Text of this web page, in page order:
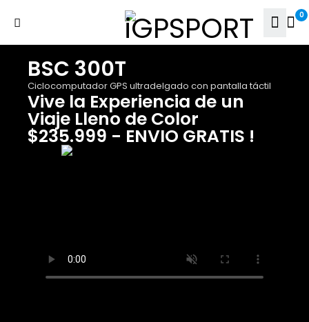
0
BSC 300T
Ciclocomputador GPS ultradelgado con pantalla táctil
Vive la Experiencia de un
Viaje Lleno de Color
$235.999 - ENVIO GRATIS !